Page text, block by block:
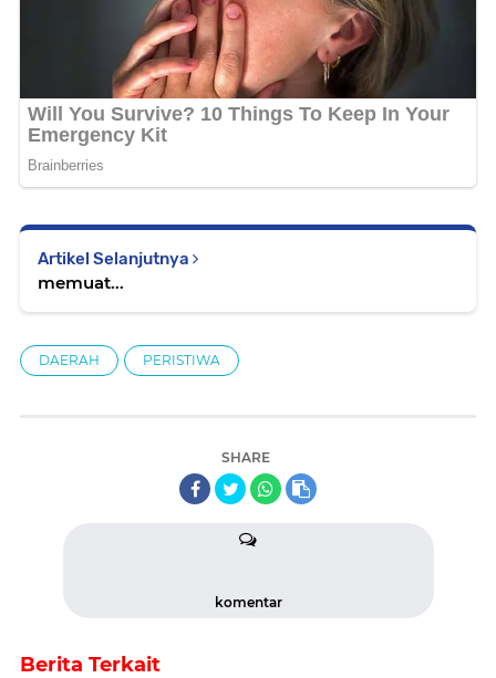
Artikel Selanjutnya
memuat...
DAERAH PERISTIWA
SHARE
komentar
Berita Terkait